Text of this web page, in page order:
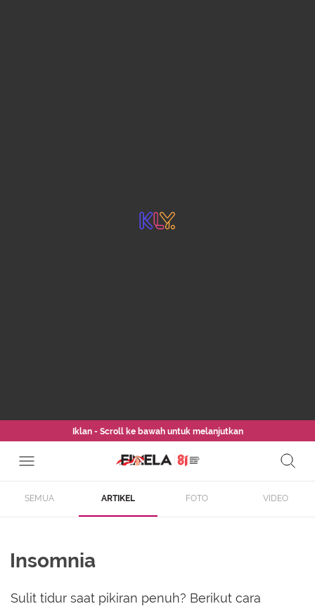
Iklan - Scroll ke bawah untuk melanjutkan
SEMUA ARTIKEL FOTO VIDEO
Insomnia
Sulit tidur saat pikiran penuh? Berikut cara